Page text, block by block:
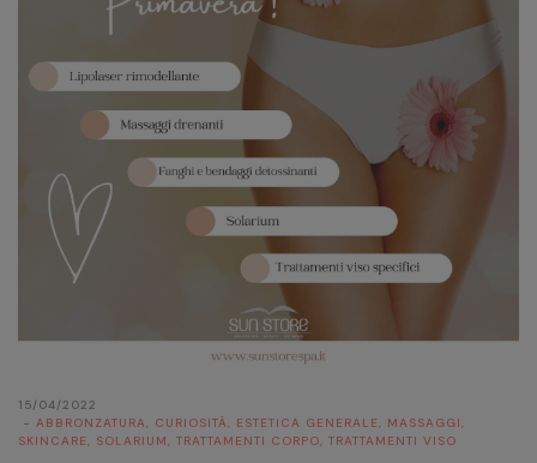
15/04/2022
ABBRONZATURA, CURIOSITÀ, ESTETICA GENERALE, MASSAGGI,
SKINCARE, SOLARIUM, TRATTAMENTI CORPO, TRATTAMENTI VISO